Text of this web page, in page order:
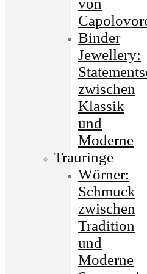
von
Binder
Jewellery:
zwischen
Klassik
und
Moderne
Trauringe
Wörner:
Schmuck
zwischen
Tradition
und
Moderne